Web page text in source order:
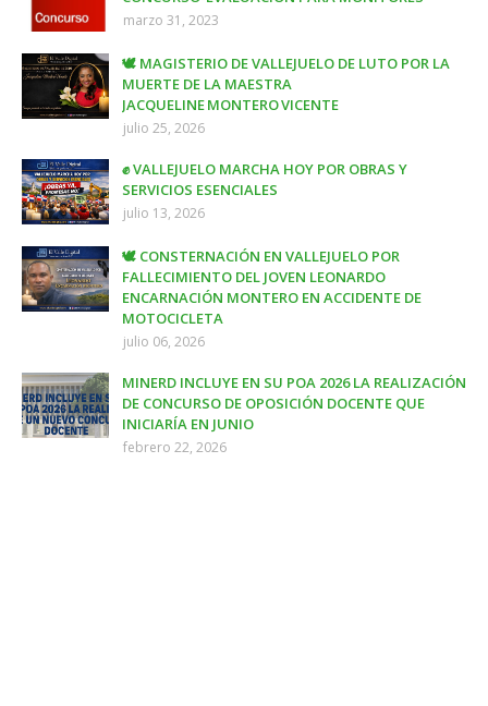
marzo 31, 2023
🕊️ MAGISTERIO DE VALLEJUELO DE LUTO POR LA
MUERTE DE LA MAESTRA
JACQUELINE MONTERO VICENTE
julio 25, 2026
✊ VALLEJUELO MARCHA HOY POR OBRAS Y
SERVICIOS ESENCIALES
julio 13, 2026
🕊️ CONSTERNACIÓN EN VALLEJUELO POR
FALLECIMIENTO DEL JOVEN LEONARDO
ENCARNACIÓN MONTERO EN ACCIDENTE DE
MOTOCICLETA
julio 06, 2026
MINERD INCLUYE EN SU POA 2026 LA REALIZACIÓN
DE CONCURSO DE OPOSICIÓN DOCENTE QUE
INICIARÍA EN JUNIO
febrero 22, 2026